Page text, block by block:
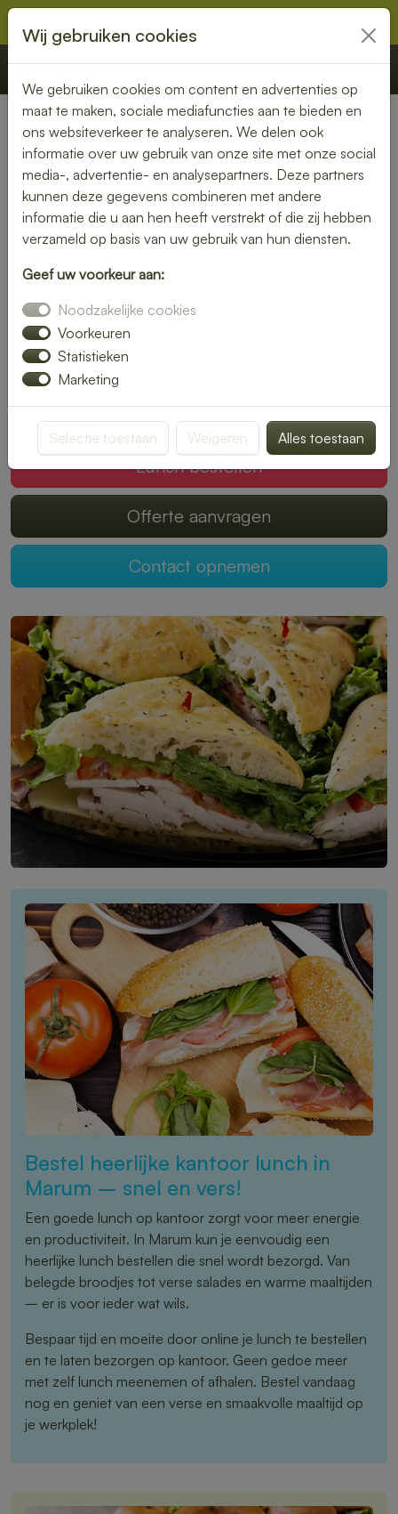
€ 0,00 Offerte Bestellen
Nederland» Marum
Lunch bezorgen in Marum –
smaakvol en gemakkelijk
in Marum en geniet van verse gerechten op jouw gewenste
locatie. Van kleurrijke salades tot knapperige broodjes – wij
bezorgen jouw lunch vers en op tijd.
Plaats eenvoudig je bestelling online en laat je verrassen
door smaak en kwaliteit.
Mogen wij jouw lunch verzorgen?
Lunch bestellen
Offerte aanvragen
Contact opnemen
Bestel heerlijke kantoor lunch in
Marum – snel en vers!
Een goede lunch op kantoor zorgt voor meer energie
en productiviteit. In Marum kun je eenvoudig een
heerlijke lunch bestellen die snel wordt bezorgd. Van
belegde broodjes tot verse salades en warme maaltijden
– er is voor ieder wat wils.
Bespaar tijd en moeite door online je lunch te bestellen
en te laten bezorgen op kantoor. Geen gedoe meer
met zelf lunch meenemen of afhalen. Bestel vandaag
nog en geniet van een verse en smaakvolle maaltijd op
je werkplek!
Wij gebruiken cookies
We gebruiken cookies om content en advertenties op
maat te maken, sociale mediafuncties aan te bieden en
ons websiteverkeer te analyseren. We delen ook
informatie over uw gebruik van onze site met onze social
media-, advertentie- en analysepartners. Deze partners
kunnen deze gegevens combineren met andere
informatie die u aan hen heeft verstrekt of die zij hebben
verzameld op basis van uw gebruik van hun diensten.
Geef uw voorkeur aan:
Noodzakelijke cookies
Voorkeuren
Statistieken
Marketing
Selectie toestaan Weigeren Alles toestaan